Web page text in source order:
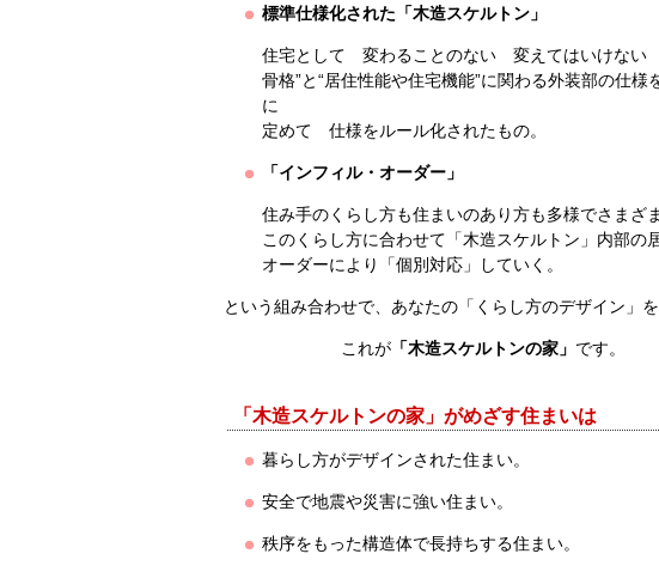
標準仕様化された「木造スケルトン」
住宅として 変わることのない 変えてはいけない
骨格”と“居住性能や住宅機能”に関わる外装部の仕様
に
定めて 仕様をルール化されたもの。
「インフィル・オーダー」
住み手のくらし方も住まいのあり方も多様でさまざ
このくらし方に合わせて「木造スケルトン」内部の
オーダーにより「個別対応」していく。
という組み合わせで、あなたの「くらし方のデザイン」
これが 「木造スケルトンの家」 です。
「木造スケルトンの家」がめざす住まいは
暮らし方がデザインされた住まい。
安全で地震や災害に強い住まい。
秩序をもった構造体で長持ちする住まい。